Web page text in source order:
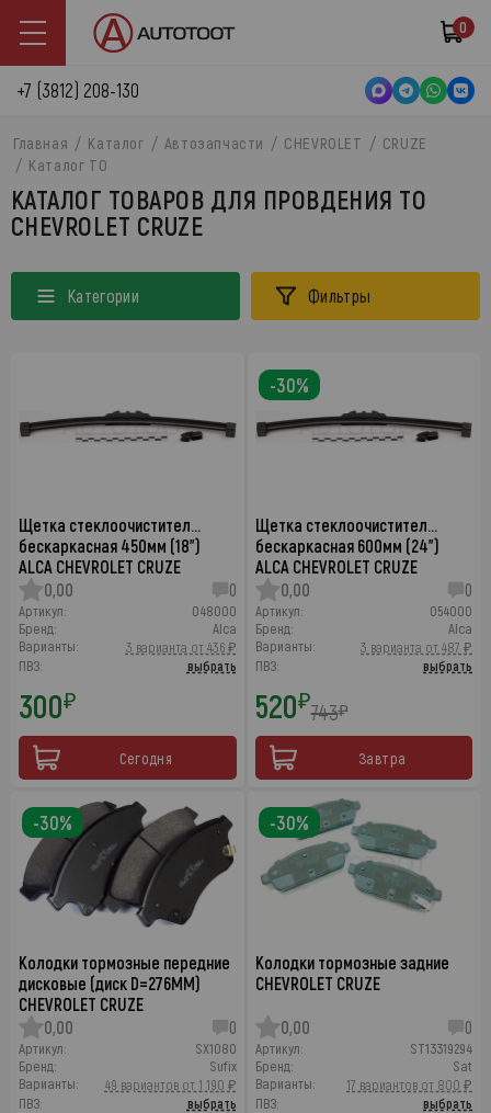
0
+7 (3812) 208-130
Главная Каталог Автозапчасти CHEVROLET
CRUZE
Каталог ТО
КАТАЛОГ ТОВАРОВ ДЛЯ ПРОВДЕНИЯ ТО
CHEVROLET CRUZE
Категории Фильтры
Щетка стеклоочистител…
бескаркасная 450мм (18")
ALCA CHEVROLET CRUZE
0,00
0
Артикул:
048000
Бренд:
Alca
Варианты:
3 варианта от 436 ₽
ПВЗ:
выбрать
300₽
Сегодня
Щетка стеклоочистител…
бескаркасная 600мм (24")
ALCA CHEVROLET CRUZE
0,00
0
Артикул:
054000
Бренд:
Alca
Варианты:
3 варианта от 487 ₽
ПВЗ:
выбрать
520₽743₽
Завтра
-30%
Колодки тормозные передние
дисковые (диск D=276MM)
CHEVROLET CRUZE
0,00
0
Артикул:
SX1080
Бренд:
Sufix
Варианты:
49 вариантов от 1 190 ₽
ПВЗ:
выбрать
-30%
Колодки тормозные задние
CHEVROLET CRUZE
0,00 0
Артикул:
ST13319294
Бренд:
Sat
Варианты:
17 вариантов от 800 ₽
ПВЗ:
выбрать
-30%